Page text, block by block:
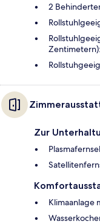
2
Zur
Klimaanlage